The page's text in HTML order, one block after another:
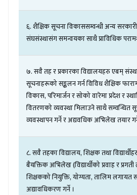
६.शैक्षिकसूचनाविकाससम्वन्धीअन्यसरकारी
संघसंस्थासंगसमन्वयकासाथैप्राविधिक
७.सवैतहरप्रकारकाविद्यालयहरुएबम्
सूचनाहरूकोसङ्कलनगर्नविविधशैक्षिक
विकास,परिमार्जनरसोकोवारेमाप्रदेशर
वितरणकोव्यवस्थामिलाउनेसाथैसम्वन्धित
व्यवस्थापनगर्नेरअद्यवधिकअभिलेखतयार
८.सवैतहकाविद्यालय,शिक्षकतथा
बैयक्तिकअभिलेख(विद्यार्थीकोप्रवाहरप्रगती
शिक्षककोनियुक्ति,योग्यता,तालिमलगायत
अद्यावधिकरणगर्ने ।